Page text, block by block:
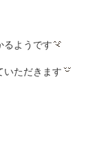
るようです
いただきます